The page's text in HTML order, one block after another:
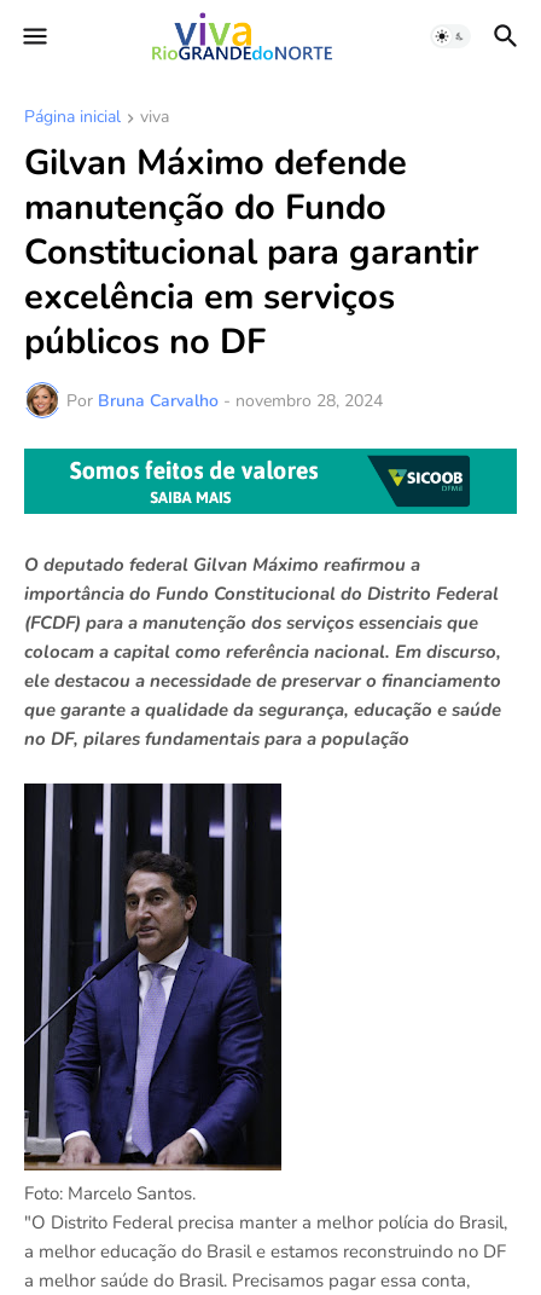
Página inicial viva
Gilvan Máximo defende
manutenção do Fundo
Constitucional para garantir
excelência em serviços
públicos no DF
Por Bruna Carvalho - novembro 28, 2024
O deputado federal Gilvan Máximo reafirmou a
importância do Fundo Constitucional do Distrito Federal
(FCDF) para a manutenção dos serviços essenciais que
colocam a capital como referência nacional. Em discurso,
ele destacou a necessidade de preservar o financiamento
que garante a qualidade da segurança, educação e saúde
no DF, pilares fundamentais para a população
Foto: Marcelo Santos.
"O Distrito Federal precisa manter a melhor polícia do Brasil,
a melhor educação do Brasil e estamos reconstruindo no DF
a melhor saúde do Brasil. Precisamos pagar essa conta,